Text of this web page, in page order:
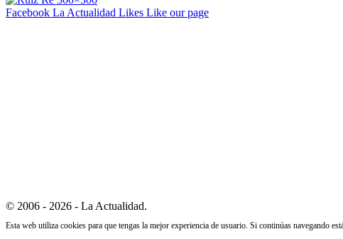
Facebook La Actualidad Likes Like our page
© 2006 - 2026 - La Actualidad.
Esta web utiliza cookies para que tengas la mejor experiencia de usuario. Si continúas navegando